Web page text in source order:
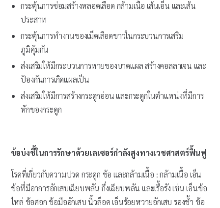
กระตุ้นการซ่อมสร้างหลอดเลือด กล้ามเนื้อ เส้นเอ็น และเส้น
ประสาท
กระตุ้นการทำงานของเม็ดเลือดขาวในกระบวนการเสริม
ภูมิคุ้มกัน
ส่งเสริมให้มีกระบวนการหายของบาดแผล สร้างคอลลาเจน และ
ป้องกันการเกิดแผลเป็น
ส่งเสริมให้มีการสร้างกระดูกอ่อน และกระดูกในตำแหน่งที่มีการ
หักของกระดูก
ข้อบ่งชี้ในการรักษาด้วยเลเซอร์กำลังสูงทางเวชศาสตร์ฟื้นฟู
โรคที่เกี่ยวกับความปวด กระดูก ข้อ และกล้ามเนื้อ : กล้ามเนื้อ เอ็น
ข้อที่มีอาการอักเสบเฉียบพลัน กึ่งเฉียบพลัน และเรื้อรัง เช่น เอ็นข้อ
ไหล่ ข้อศอก ข้อมืออักเสบ นิ้วล็อค เอ็นร้อยหวายอักเสบ รองช้ำ ข้อ